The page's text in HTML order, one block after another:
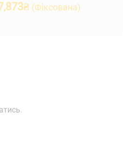
₴ (Фіксована)
.